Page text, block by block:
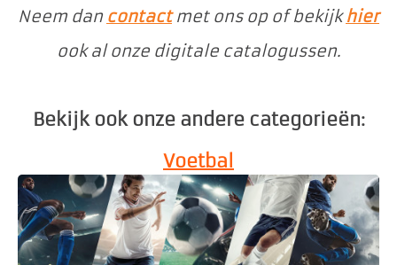
Neem dan contactmet ons op of bekijkhier
ook al onze digitale catalogussen.
Bekijk ook onze andere categorieën:
Voetbal